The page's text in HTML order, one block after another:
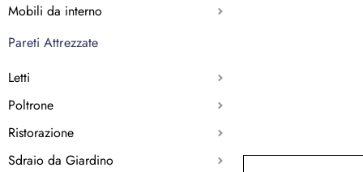
Mobili da interno
Pareti Attrezzate
Letti
Poltrone
Ristorazione
Sdraio da Giardino